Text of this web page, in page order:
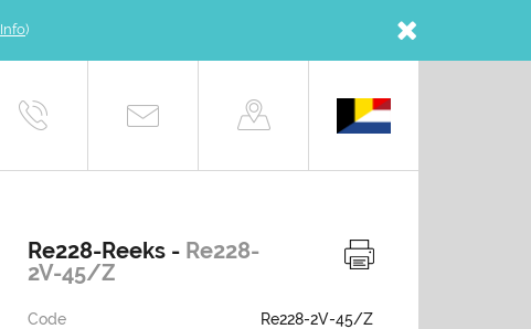
Info)
Re228-Reeks - Re228-
2V-45/Z
Code
Re228-2V-45/Z